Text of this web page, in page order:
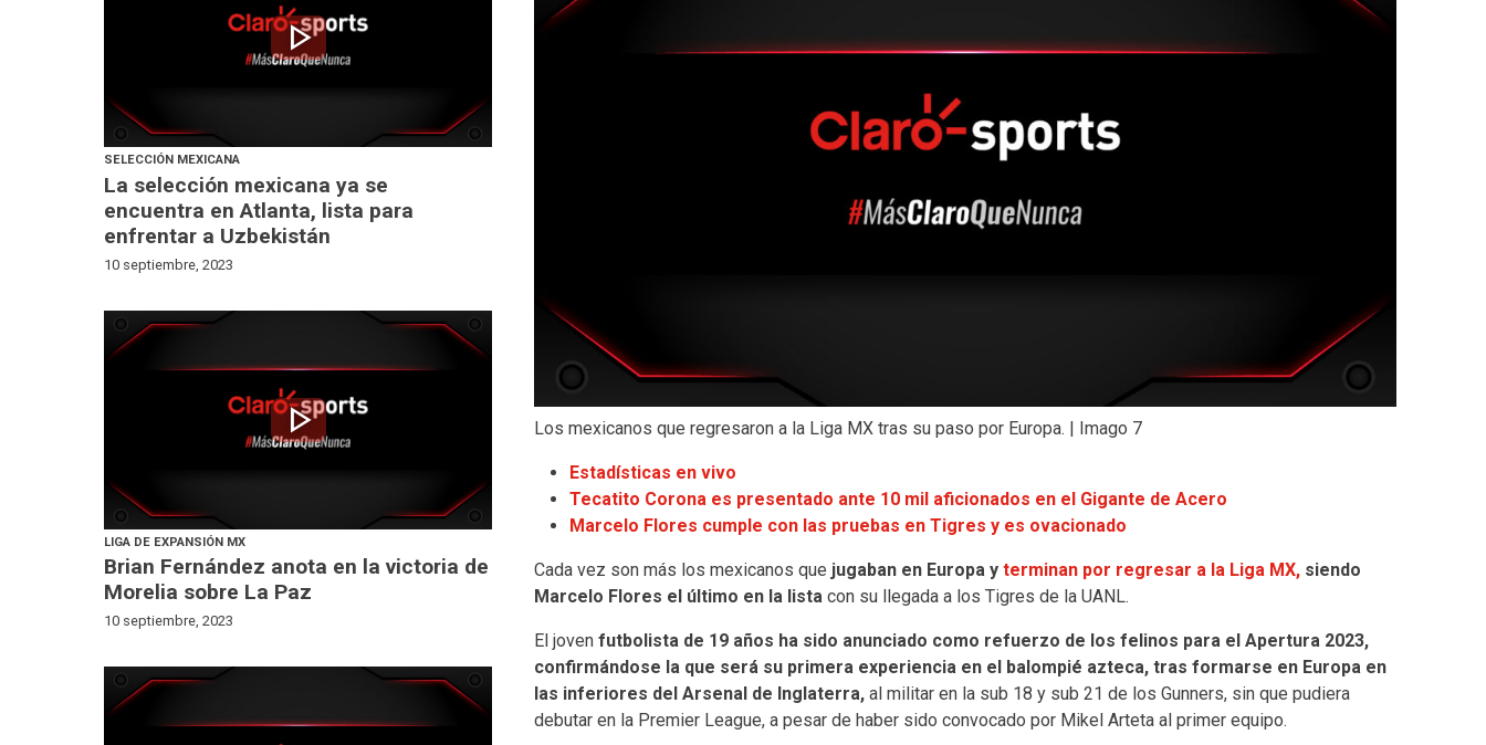
play_arrow
SELECCIÓN MEXICANA
La selección mexicana ya se
encuentra en Atlanta, lista para
enfrentar a Uzbekistán
10 septiembre, 2023
play_arrow
LIGA DE EXPANSIÓN MX
Brian Fernández anota en la victoria de
Morelia sobre La Paz
10 septiembre, 2023
Los mexicanos que regresaron a la Liga MX tras su paso por Europa. | Imago 7
Estadísticas en vivo
Tecatito Corona es presentado ante 10 mil aficionados en el Gigante de Acero
Marcelo Flores cumple con las pruebas en Tigres y es ovacionado
Cada vez son más los mexicanos que jugaban en Europa y terminan por regresar a la Liga MX,siendo
Marcelo Flores el último en la listacon su llegada a los Tigres de la UANL.
El jovenfutbolista de 19 años ha sido anunciado como refuerzo de los felinos para el Apertura 2023,
confirmándose la que será su primera experiencia en el balompié azteca, tras formarse en Europa en
las inferiores del Arsenal de Inglaterra, al militar en la sub 18 y sub 21 de los Gunners, sin que pudiera
debutar en la Premier League, a pesar de haber sido convocado por Mikel Arteta al primer equipo.